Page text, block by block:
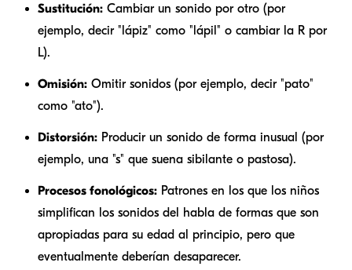
Sustitución: Cambiar un sonido por otro (por
ejemplo, decir "lápiz" como "lápil" o cambiar la R por
L).
Omisión: Omitir sonidos (por ejemplo, decir "pato"
como "ato").
Distorsión: Producir un sonido de forma inusual (por
ejemplo, una "s" que suena sibilante o pastosa).
Procesos fonológicos: Patrones en los que los niños
simplifican los sonidos del habla de formas que son
apropiadas para su edad al principio, pero que
eventualmente deberían desaparecer.